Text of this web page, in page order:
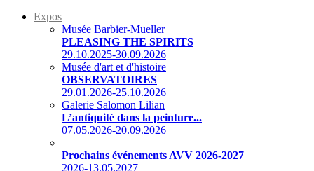
Expos
Musée Barbier-Mueller
PLEASING THE SPIRITS
29.10.2025-30.09.2026
Musée d'art et d'histoire
OBSERVATOIRES
29.01.2026-25.10.2026
Galerie Salomon Lilian
L’antiquité dans la peinture...
07.05.2026-20.09.2026
Prochains événements AVV 2026-2027
2026-13.05.2027